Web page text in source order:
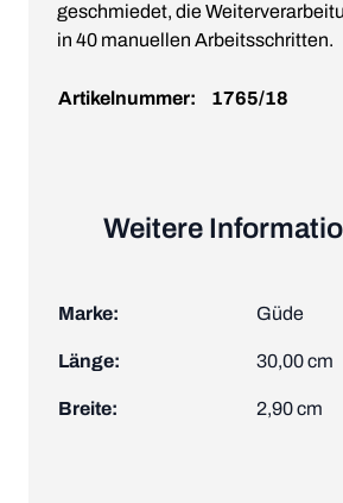
geschmiedet, die
in 40 manuellen Arbeitsschritten.
Artikelnummer: 1765/18
Weitere
Marke: Güde
Länge: 30,00 cm
Breite: 2,90 cm